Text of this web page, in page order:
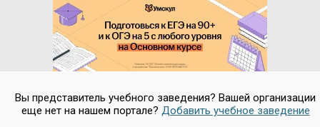
Вы представитель учебного заведения? Вашей организации
еще нет на нашем портале? Добавить учебное заведение